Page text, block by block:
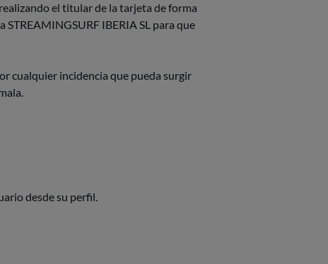
el titular de la tarjeta de forma
IBERIA SL para que
cualquier incidencia que pueda surgir
desde su perfil.